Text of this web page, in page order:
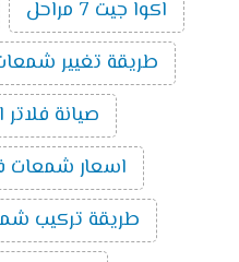
اكوا جيت 7 مراحل
طريقة تغيير شمعات الفلتر 7
صيانة فلاتر
اسعار شمعات فلتر
طريقة تركيب شمعات